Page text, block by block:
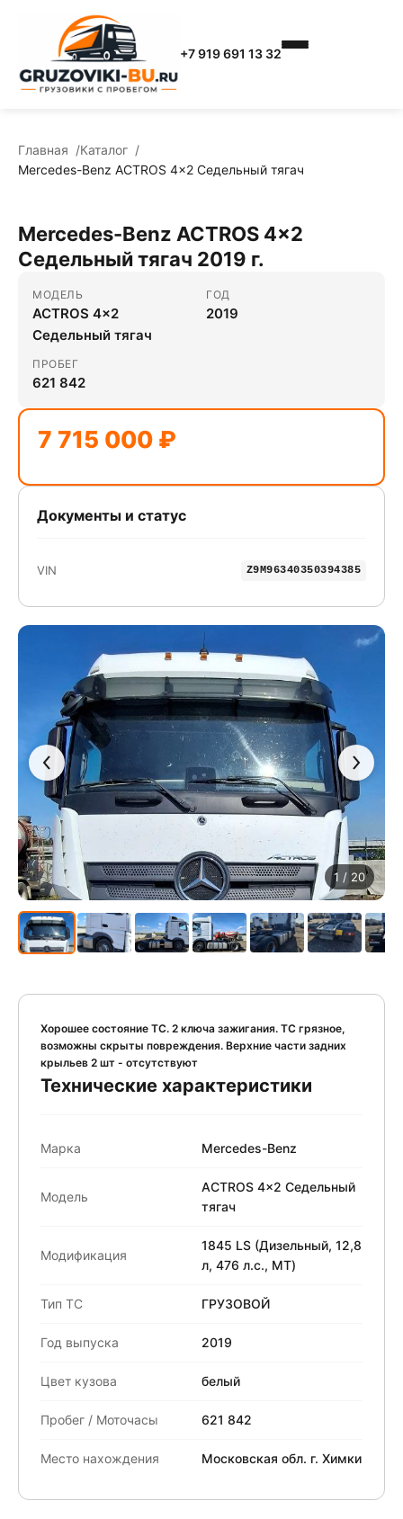
+7 919 691 13 32
Главная
Каталог
Mercedes-Benz ACTROS 4x2 Седельный тягач
1 / 20
Хорошее состояние ТС. 2 ключа зажигания. ТС грязное,
возможны скрыты повреждения. Верхние части задних
крыльев 2 шт - отсутствуют
Технические характеристики
Марка Mercedes-Benz
Модель
ACTROS 4x2 Седельный
тягач
Модификация
1845 LS (Дизельный, 12,8
л, 476 л.с., МТ)
Тип ТС ГРУЗОВОЙ
Год выпуска 2019
Цвет кузова белый
Пробег / Моточасы 621 842
Место нахождения Московская обл. г. Химки
Mercedes-Benz ACTROS 4x2
Седельный тягач 2019 г.
МОДЕЛЬ
ACTROS 4x2
Седельный тягач
ГОД
2019
ПРОБЕГ
621 842
7 715 000 ₽
Документы и статус
VIN Z9M96340350394385